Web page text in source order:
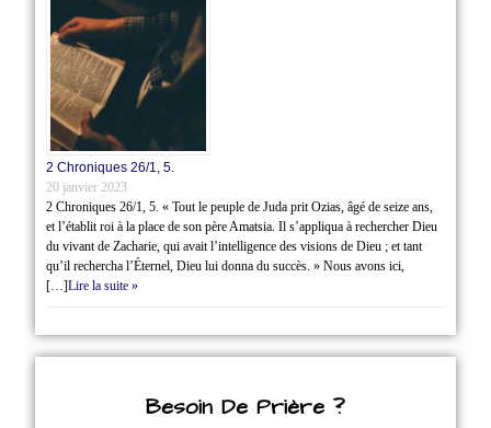
2 Chroniques 26/1‭, ‬5.
20 janvier 2023
2 Chroniques 26/1‭, ‬5. « Tout le peuple de Juda prit Ozias, âgé de seize ans,
et l’établit roi à la place de son père Amatsia. Il s’appliqua à rechercher Dieu
du vivant de Zacharie, qui avait l’intelligence des visions de Dieu ; et tant
qu’il rechercha l’Éternel, Dieu lui donna du succès. » Nous avons ici,
[…]Lire la suite »
Besoin De Prière ?